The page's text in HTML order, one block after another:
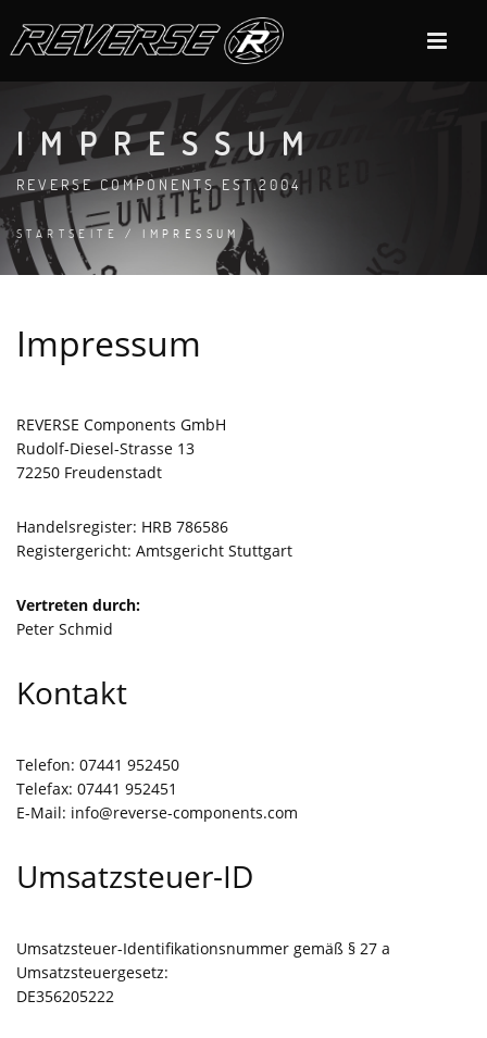
IMPRESSUM
REVERSE COMPONENTS EST.2004
STARTSEITE / IMPRESSUM
Impressum
REVERSE Components GmbH
Rudolf-Diesel-Strasse 13
72250 Freudenstadt
Handelsregister: HRB 786586
Registergericht: Amtsgericht Stuttgart
Vertreten durch:
Peter Schmid
Kontakt
Telefon: 07441 952450
Telefax: 07441 952451
E-Mail: info@reverse-components.com
Umsatzsteuer-ID
Umsatzsteuer-Identifikationsnummer gemäß § 27 a
Umsatzsteuergesetz:
DE356205222